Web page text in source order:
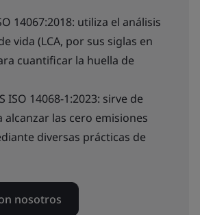
14067:2018: utiliza el análisis
vida (LCA, por sus siglas en
cuantificar la huella de
ISO 14068-1:2023: sirve de
alcanzar las cero emisiones
diversas prácticas de
nosotros